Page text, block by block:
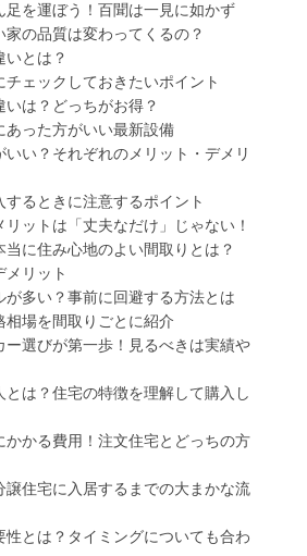
足を運ぼう！百聞は一見に如かず
の品質は変わってくるの？
いとは？
ェックしておきたいポイント
は？どっちがお得？
あった方がいい最新設備
い？それぞれのメリット・デメリ
るときに注意するポイント
ットは「丈夫なだけ」じゃない！
に住み心地のよい間取りとは？
メリット
多い？事前に回避する方法とは
場を間取りごとに紹介
ー選びが第一歩！見るべきは実績や
は？住宅の特徴を理解して購入し
かかる費用！注文住宅とどっちの方
譲住宅に入居するまでの大まかな流
とは？タイミングについても合わ